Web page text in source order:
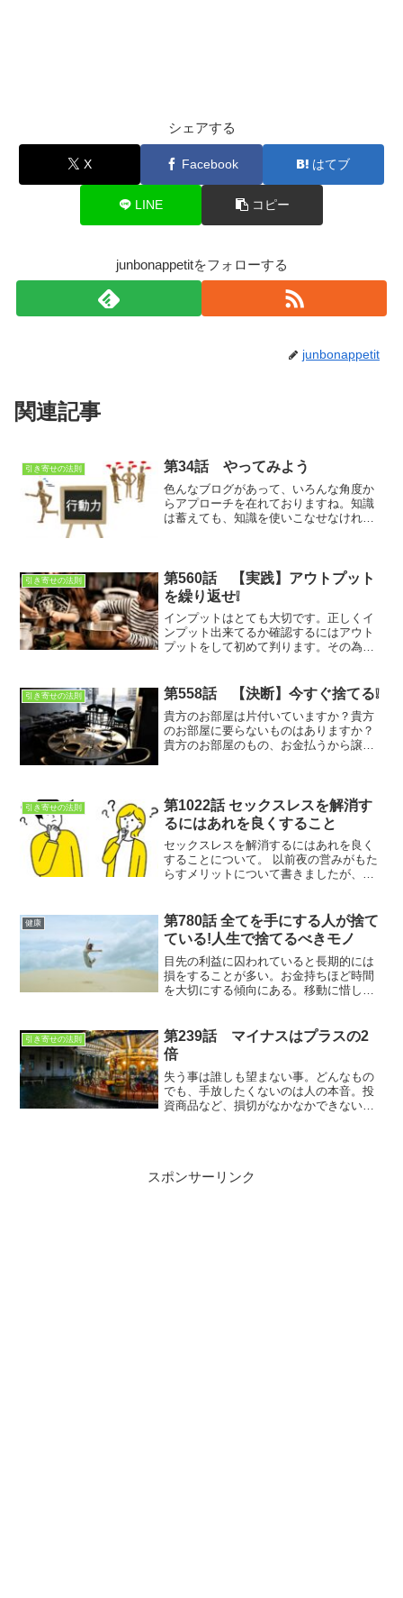
シェアする
X Facebook はてブ
LINE コピー
junbonappetitをフォローする
junbonappetit
関連記事
引き寄せの法則 第34話 やってみよう
色んなブログがあって、いろんな角度か
らアプローチを在れておりますね。知識
は蓄えても、知識を使いこなせなけれ
引き寄せの法則
第560話 【実践】アウトプット
を繰り返せ❕
インプットはとても大切です。正しくイ
ンプット出来てるか確認するにはアウト
プットをして初めて判ります。その為、
引き寄せの法則 第558話 【決断】今すぐ捨てる❕
貴方のお部屋は片付いていますか？貴方
のお部屋に要らないものはありますか？
貴方のお部屋のもの、お金払うから譲っ
引き寄せの法則
第1022話 セックスレスを解消す
るにはあれを良くすること
セックスレスを解消するにはあれを良く
することに ついて。 以前夜の営みがもた
らすメリットについて書きましたが、今
には血行を良くすること。そのために
は、マッサージなども有効ですね
健康
第780話 全てを手にする人が捨て
ている!人生で捨てるべきモノ
目先の利益に囚われていると長期的には
損をすることが多い。お金持ちほど時間
を大切にする傾向にある。移動に惜しげ
を捨てること。
引き寄せの法則
第239話 マイナスはプラスの2
倍
失う事は誰しも望まない事。どんなもの
でも、手放したくないのは人の本音。投
資商品など、損切がなかなかできないで
スポンサーリンク